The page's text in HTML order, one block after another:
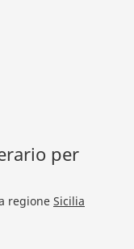
per
regione Sicilia